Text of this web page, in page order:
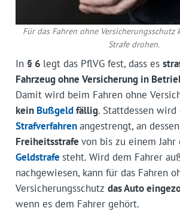
Für das Fahren ohne Versicherungsschutz
Strafe drohen.
In § 6 legt das PflVG fest, dass es
Fahrzeug ohne Versicherung in
Damit wird beim Fahren ohne
kein Bußgeldfällig. Stattdessen wird
Strafverfahrenangestrengt, an
Freiheitsstrafe von bis zu einem Jahr
Geldstrafe steht. Wird dem Fahrer
nachgewiesen, kann für das Fahren
Versicherungsschutz das Auto
wenn es dem Fahrer gehört.